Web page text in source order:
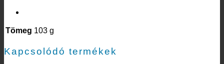
Tömeg 103 g
Kapcsolódó termékek